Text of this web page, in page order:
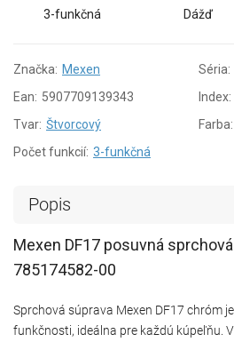
3-funkčná Dážď
Značka: Mexen Séria:
Ean: 5907709139343 Index:
Tvar: Štvorcový Farba:
Počet funkcií: 3-funkčná
Popis
Mexen DF17 posuvná
785174582-00
Sprchová súprava Mexen DF17 chróm
funkčnosti, ideálna pre každú kúpeľňu.